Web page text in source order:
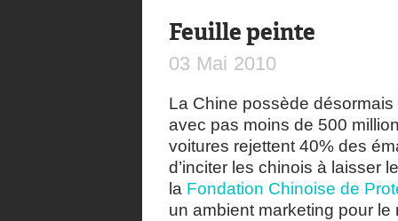
Feuille peinte
03 Mai 2010
La Chine possède
avec pas moins de 500
voitures rejettent 40% des
d’inciter les chinois à laisser
la Fondation Chinoise de
un ambient marketing pour le